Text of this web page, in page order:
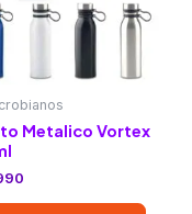
Metalico Vortex